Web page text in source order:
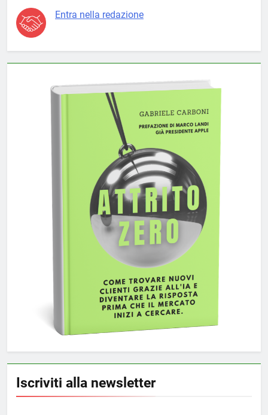
Entra nella redazione
Iscriviti alla newsletter